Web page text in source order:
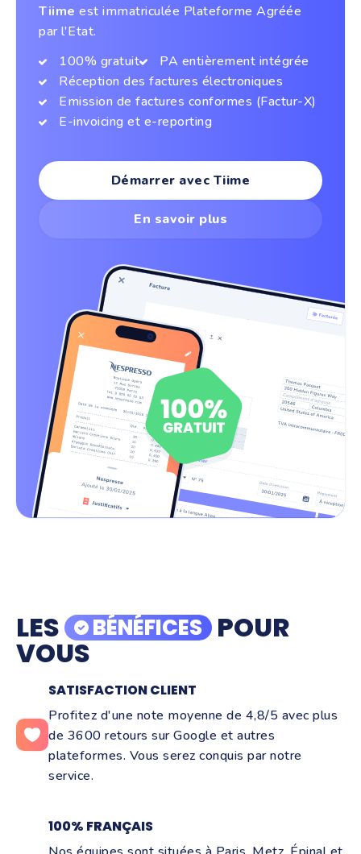
Tiime est immatriculée Plateforme Agréée
par l'Etat.
100% gratuit
PA entièrement intégrée
Réception des factures électroniques
Emission de factures conformes (Factur-X)
E-invoicing et e-reporting
Démarrer avec Tiime
En savoir plus
LES BÉNÉFICES POUR
VOUS
SATISFACTION CLIENT
Profitez d'une note moyenne de 4,8/5 avec plus
de 3600 retours sur Google et autres
plateformes. Vous serez conquis par notre
service.
100% FRANÇAIS